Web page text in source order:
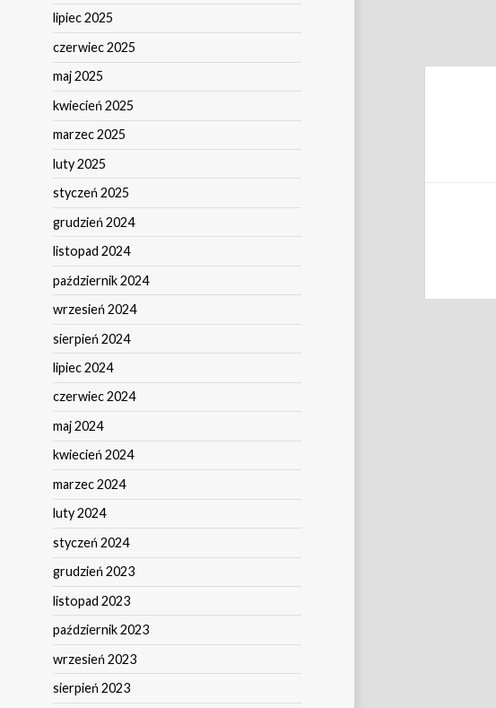
lipiec 2025
czerwiec 2025
maj 2025
kwiecień 2025
marzec 2025
luty 2025
styczeń 2025
grudzień 2024
listopad 2024
październik 2024
wrzesień 2024
sierpień 2024
lipiec 2024
czerwiec 2024
maj 2024
kwiecień 2024
marzec 2024
luty 2024
styczeń 2024
grudzień 2023
listopad 2023
październik 2023
wrzesień 2023
sierpień 2023